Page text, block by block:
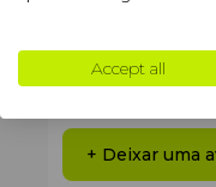
Limpe a
Use uma
Verifique o
Por que
Ler mais
Avaliações
+ Deixar uma
Accept all